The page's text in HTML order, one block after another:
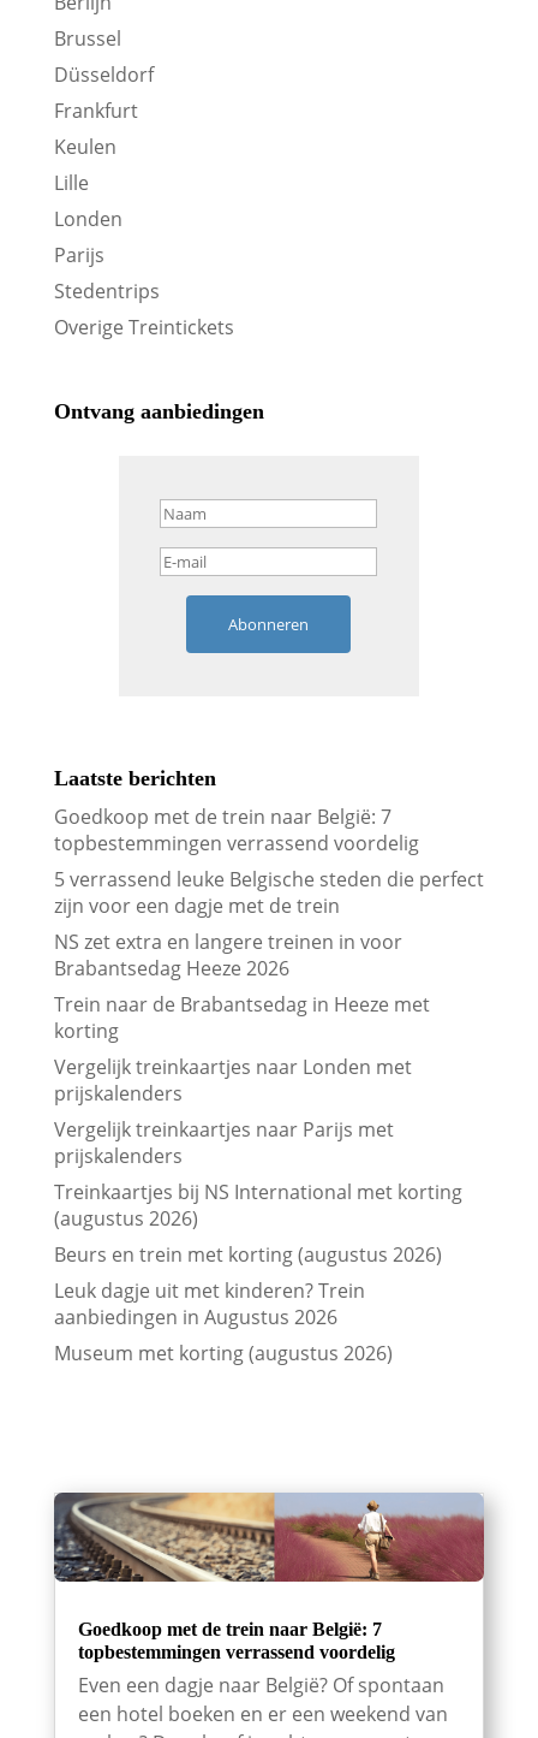
Brussel
Düsseldorf
Frankfurt
Keulen
Lille
Londen
Parijs
Stedentrips
Overige Treintickets
Ontvang aanbiedingen
Abonneren
Laatste berichten
Goedkoop met de trein naar België: 7
topbestemmingen verrassend voordelig
5 verrassend leuke Belgische steden die perfect
zijn voor een dagje met de trein
NS zet extra en langere treinen in voor
Brabantsedag Heeze 2026
Trein naar de Brabantsedag in Heeze met
korting
Vergelijk treinkaartjes naar Londen met
prijskalenders
Vergelijk treinkaartjes naar Parijs met
prijskalenders
Treinkaartjes bij NS International met korting
(augustus 2026)
Beurs en trein met korting (augustus 2026)
Leuk dagje uit met kinderen? Trein
aanbiedingen in Augustus 2026
Museum met korting (augustus 2026)
Goedkoop met de trein naar België: 7
topbestemmingen verrassend voordelig
Even een dagje naar België? Of spontaan
een hotel boeken en er een weekend van